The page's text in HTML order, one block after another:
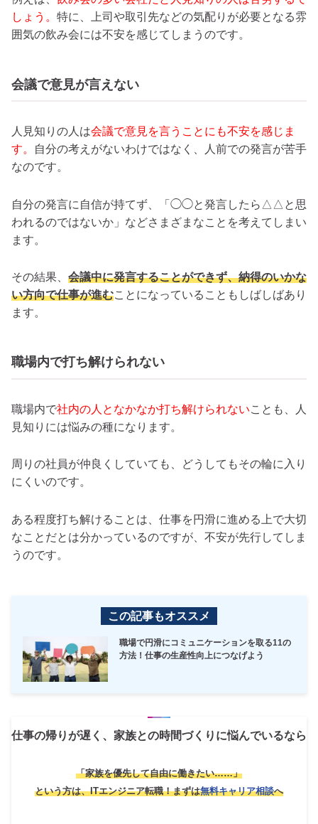
しょう。 特に、上司や取引先などの気配りが必要となる雰
囲気の飲み会には不安を感じてしまうのです。
会議で意見が言えない
人見知りの人は会議で意見を言うことにも不安を感じま
す。
自分の考えがないわけではなく、人前での発言が苦手
なのです。
自分の発言に自信が持てず、「◯◯と発言したら△△と思
われるのではないか」などさまざまなことを考えてしまい
ます。
その結果、 会議中に発言することができず、納得のいかな
い方向で仕事が進むことになっていることもしばしばあり
ます。
職場内で打ち解けられない
職場内で社内の人となかなか打ち解けられないことも、人
見知りには悩みの種になります。
周りの社員が仲良くしていても、どうしてもその輪に入り
にくいのです。
ある程度打ち解けることは、仕事を円滑に進める上で大切
なことだとは分かっているのですが、不安が先行してしま
うのです。
この記事もオススメ
職場で円滑にコミュニケーションを取る11の
方法！仕事の生産性向上につなげよう
仕事の帰りが遅く、家族との時間づくりに悩んでいるなら
「家族を優先して自由に働きたい……」
という方は、ITエンジニア転職！まずは無料キャリア相談へ